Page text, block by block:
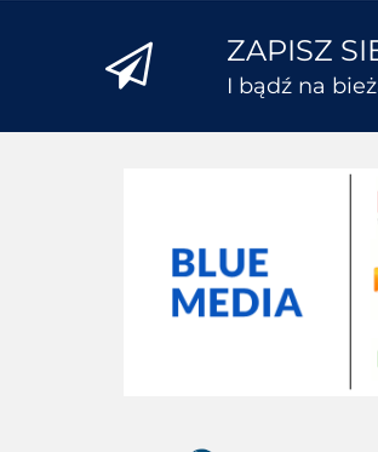
ZAPISZ
I bądź na